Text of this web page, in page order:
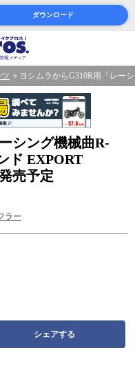
ダウンロード
ヨシムラからG310R用「レー
シング機械曲R-
ド EXPORT
売予定
ラー
シェアする